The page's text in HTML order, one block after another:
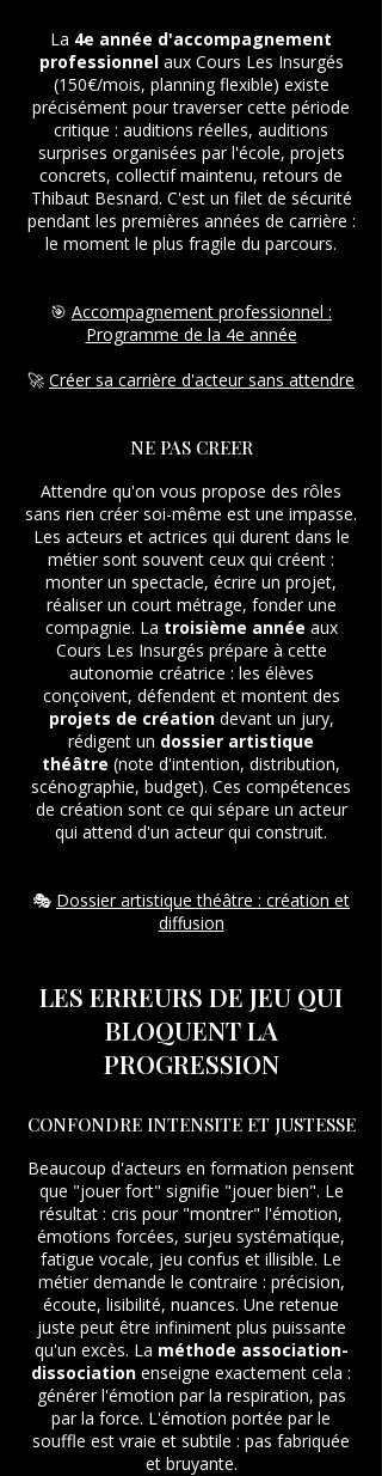
La 4e année d'accompagnement
professionnelaux Cours Les Insurgés
(150€/mois, planning flexible) existe
précisément pour traverser cette période
critique : auditions réelles, auditions
surprises organisées par l'école, projets
concrets, collectif maintenu, retours de
Thibaut Besnard. C'est un filet de sécurité
pendant les premières années de carrière :
le moment le plus fragile du parcours.
🎯 Accompagnement professionnel :
Programme de la 4e année
🚀 Créer sa carrière d'acteur sans attendre
NE PAS CREER
Attendre qu'on vous propose des rôles
sans rien créer soi-même est une impasse.
Les acteurs et actrices qui durent dans le
métier sont souvent ceux qui créent :
monter un spectacle, écrire un projet,
réaliser un court métrage, fonder une
compagnie. La troisième année aux
Cours Les Insurgés prépare à cette
autonomie créatrice : les élèves
conçoivent, défendent et montent des
projets de créationdevant un jury,
rédigent un dossier artistique
théâtre (note d'intention, distribution,
scénographie, budget). Ces compétences
de création sont ce qui sépare un acteur
qui attend d'un acteur qui construit.
🎭 Dossier artistique théâtre : création et
diffusion
LES ERREURS DE JEU QUI
BLOQUENT LA
PROGRESSION
CONFONDRE INTENSITE ET JUSTESSE
Beaucoup d'acteurs en formation pensent
que "jouer fort" signifie "jouer bien". Le
résultat : cris pour "montrer" l'émotion,
émotions forcées, surjeu systématique,
fatigue vocale, jeu confus et illisible. Le
métier demande le contraire : précision,
écoute, lisibilité, nuances. Une retenue
juste peut être infiniment plus puissante
qu'un excès. La méthode association-
dissociation enseigne exactement cela :
générer l'émotion par la respiration, pas
par la force. L'émotion portée par le
souffle est vraie et subtile : pas fabriquée
et bruyante.